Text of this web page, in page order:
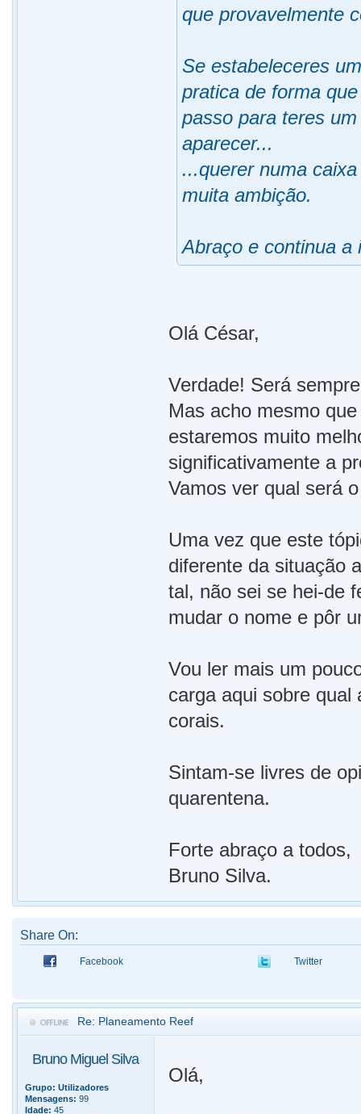
que provavelmente
Se estabeleceres
pratica de forma
passo para teres
aparecer...
...querer numa
muita ambição.
Abraço e continua a
Olá César,
Verdade! Será
Mas acho mesmo
estaremos muito
significativamente a
Vamos ver qual será
Uma vez que este
diferente da situação
tal, não sei se hei-de
mudar o nome e pôr
Vou ler mais um
carga aqui sobre qual
corais.
Sintam-se livres de
quarentena.
Forte abraço a todos,
Bruno Silva.
Share On:
Facebook Twitter
Re: Planeamento Reef
Bruno Miguel Silva
Grupo: Utilizadores
Mensagens: 99
Idade: 45
Olá,